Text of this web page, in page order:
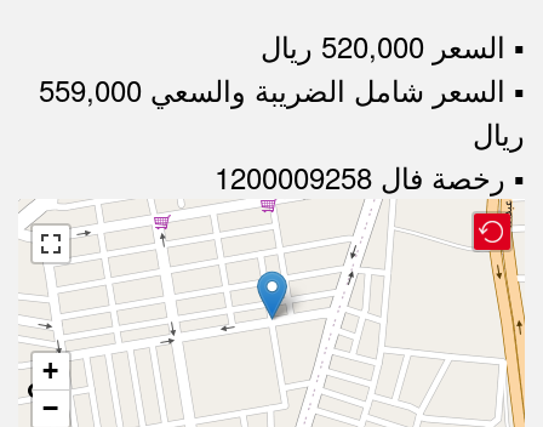
▪︎ السعر 520,000 ريال
▪︎ السعر شامل الضريبة والسعي 559,000
ريال
▪︎ رخصة فال 1200009258
+
−